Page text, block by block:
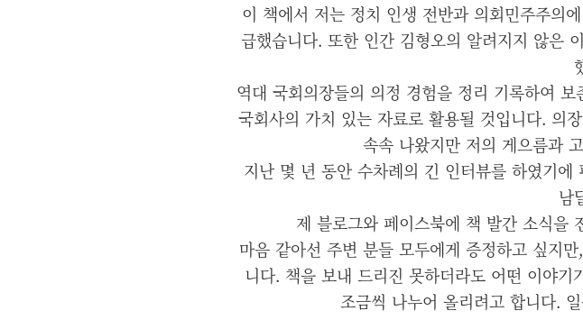
이 책에서 저는 정치 인생 전반과 의회민주주의
급했습니다. 또한 인간 김형오의 알려지지 않은
역대 국회의장들의 의정 경험을 정리 기록하여
국회사의 가치 있는 자료로 활용될 것입니다. 의
속속 나왔지만 저의 게으름과
지난 몇 년 동안 수차례의 긴 인터뷰를 하였기
남
제 블로그와 페이스북에 책 발간 소식을
마음 같아선 주변 분들 모두에게 증정하고 싶지
니다. 책을 보내 드리진 못하더라도 어떤 이야
조금씩 나누어 올리려고 합니다.